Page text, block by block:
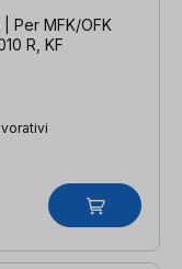
Per MFK/OFK
R, KF